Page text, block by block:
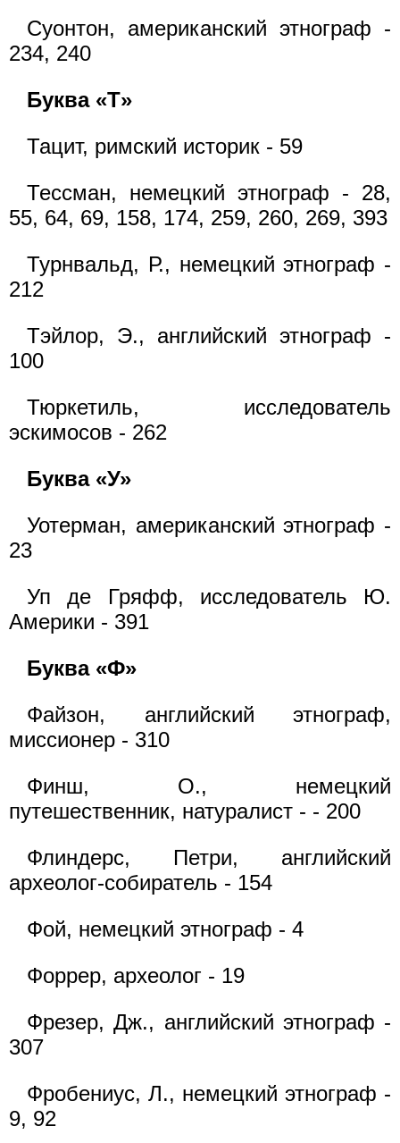
Суонтон, американский этнограф -
234, 240
Буква «Т»
Тацит, римский историк - 59
Тессман, немецкий этнограф - 28,
55, 64, 69, 158, 174, 259, 260, 269, 393
Турнвальд, Р., немецкий этнограф -
212
Тэйлор, Э., английский этнограф -
100
Тюркетиль, исследователь
эскимосов - 262
Буква «У»
Уотерман, американский этнограф -
23
Уп де Гряфф, исследователь Ю.
Америки - 391
Буква «Ф»
Файзон, английский этнограф,
миссионер - 310
Финш, О., немецкий
путешественник, натуралист - - 200
Флиндерс, Петри, английский
археолог-собиратель - 154
Фой, немецкий этнограф - 4
Форрер, археолог - 19
Фрезер, Дж., английский этнограф -
307
Фробениус, Л., немецкий этнограф -
9, 92